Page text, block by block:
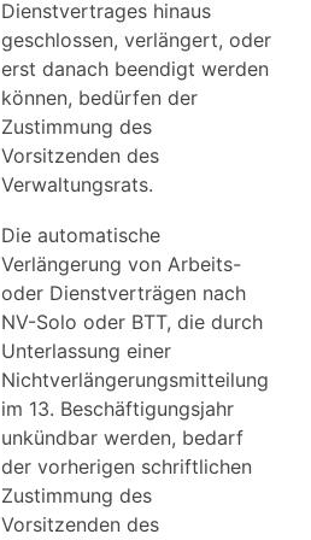
Dienstvertrages hinaus
geschlossen, verlängert, oder
erst danach beendigt werden
können, bedürfen der
Zustimmung des
Vorsitzenden des
Verwaltungsrats.
Die automatische
Verlängerung von Arbeits-
oder Dienstverträgen nach
NV-Solo oder BTT, die durch
Unterlassung einer
Nichtverlängerungsmitteilung
im 13. Beschäftigungsjahr
unkündbar werden, bedarf
der vorherigen schriftlichen
Zustimmung des
Vorsitzenden des